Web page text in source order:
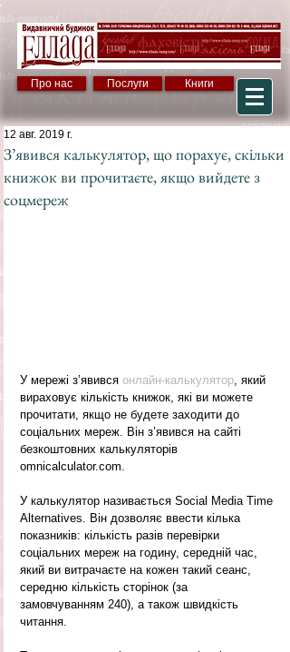
Про нас Послуги Книги
З’явився калькулятор, що порахує, скільки
книжок ви прочитаєте, якщо вийдете з
соцмереж
12 авг. 2019 г.
У мережі з’явився онлайн-калькулятор, який
вираховує кількість книжок, які ви можете
прочитати, якщо не будете заходити до
соціальних мереж. Він з’явився на сайті
безкоштовних калькуляторів
omnicalculator.com.
У калькулятор називається Social Media Time
Alternatives. Він дозволяє ввести кілька
показників: кількість разів перевірки
соціальних мереж на годину, середній час,
який ви витрачаєте на кожен такий сеанс,
середню кількість сторінок (за
замовчуванням 240), а також швидкість
читання.